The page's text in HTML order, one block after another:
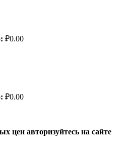
₽0.00
₽0.00
цен авторизуйтесь на сайте